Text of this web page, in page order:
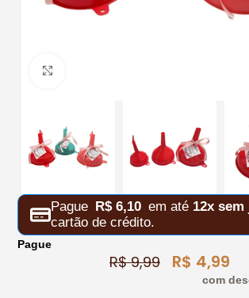
Pague R$6,10 em até 12x
cartão de crédito.
Pague
R$9,99 R$ 4,99
com